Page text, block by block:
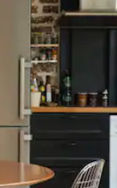
イプして検索結果